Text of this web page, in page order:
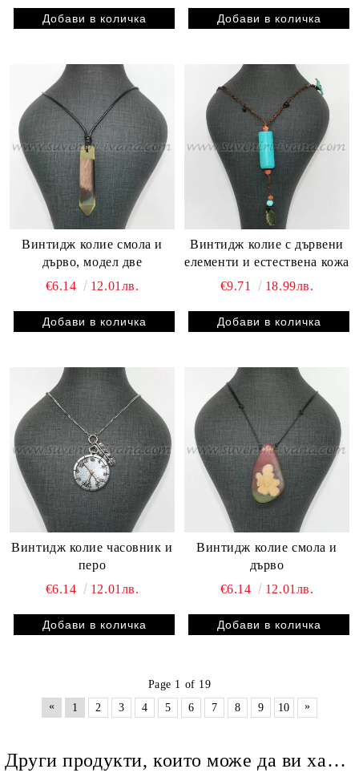
Винтидж колие смола и
дърво, модел две
€6.14
12.01лв.
Винтидж колие с дървени
елементи и естествена кожа
€9.71
18.99лв.
Винтидж колие часовник и
перо
€6.14
12.01лв.
Винтидж колие смола и
дърво
€6.14
12.01лв.
Page 1 of 19
«
1 2 3 4 5 6 7 8 9 10 »
Други продукти, които може да ви харесат